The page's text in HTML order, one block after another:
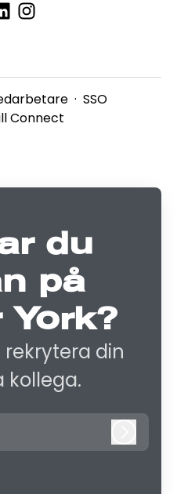
· SSO
Connect
du
på
York?
din
kollega.